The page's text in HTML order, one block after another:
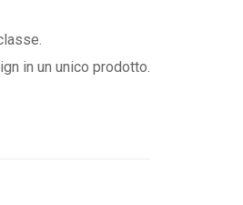
in un unico prodotto.